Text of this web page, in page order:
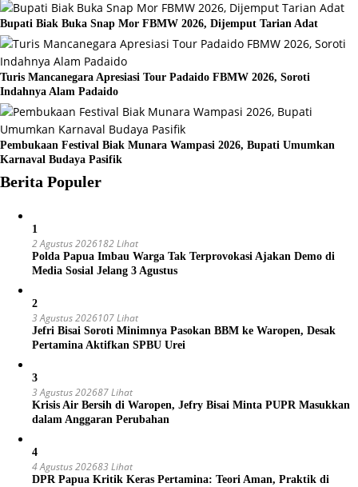
Bupati Biak Buka Snap Mor FBMW 2026, Dijemput Tarian Adat
Turis Mancanegara Apresiasi Tour Padaido FBMW 2026, Soroti
Indahnya Alam Padaido
Pembukaan Festival Biak Munara Wampasi 2026, Bupati Umumkan
Karnaval Budaya Pasifik
Berita Populer
1
2 Agustus 2026182 Lihat
Polda Papua Imbau Warga Tak Terprovokasi Ajakan Demo di
Media Sosial Jelang 3 Agustus
2
3 Agustus 2026107 Lihat
Jefri Bisai Soroti Minimnya Pasokan BBM ke Waropen, Desak
Pertamina Aktifkan SPBU Urei
3
3 Agustus 202687 Lihat
Krisis Air Bersih di Waropen, Jefry Bisai Minta PUPR Masukkan
dalam Anggaran Perubahan
4
4 Agustus 202683 Lihat
DPR Papua Kritik Keras Pertamina: Teori Aman, Praktik di